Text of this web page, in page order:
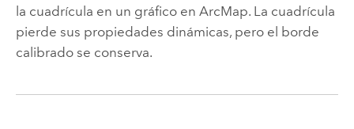
la cuadrícula en un gráfico en ArcMap. La cuadrícula
pierde sus propiedades dinámicas, pero el borde
calibrado se conserva.